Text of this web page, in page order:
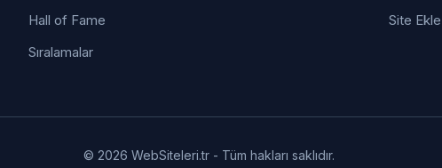
Hall of Fame
Sıralamalar
Site Ekle
© 2026 WebSiteleri.tr - Tüm hakları saklıdır.